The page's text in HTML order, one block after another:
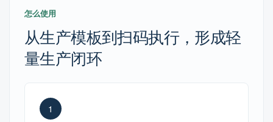
怎么使用
从生产模板到扫码执行，形成轻
量生产闭环
1